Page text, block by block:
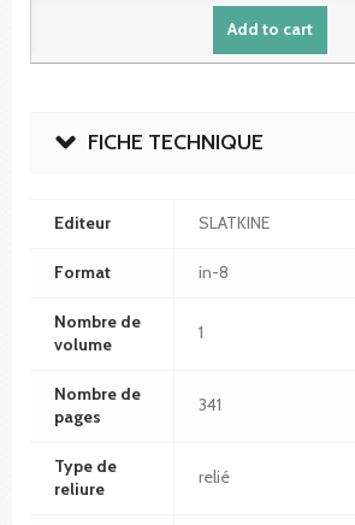
Add to cart
FICHE TECHNIQUE
Editeur SLATKINE
Format in-8
Nombre de
volume
1
Nombre de
pages
341
Type de
reliure
relié